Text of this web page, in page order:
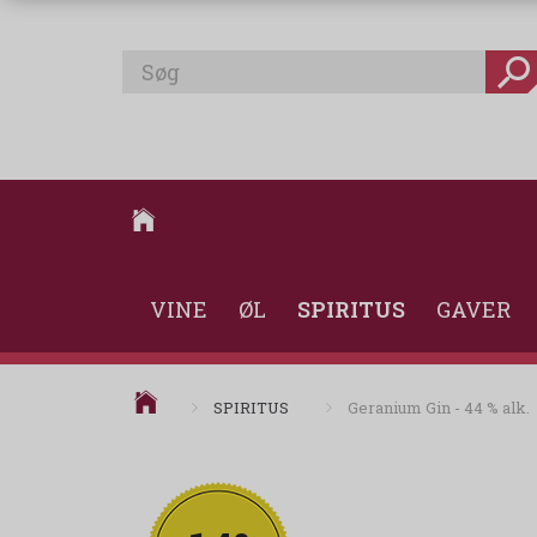
VINE ØL SPIRITUS GAVER
SPIRITUS Geranium Gin - 44 % alk.